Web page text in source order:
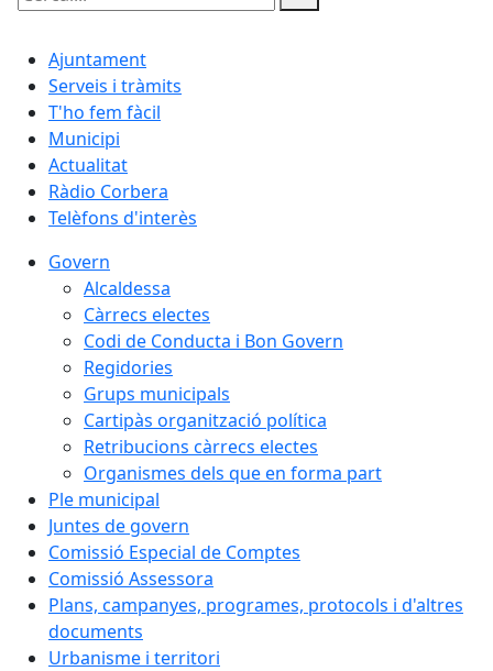
Cercar:
Ajuntament
Serveis i tràmits
T'ho fem fàcil
Municipi
Actualitat
Ràdio Corbera
Telèfons d'interès
Govern
Alcaldessa
Càrrecs electes
Codi de Conducta i Bon Govern
Regidories
Grups municipals
Cartipàs organització política
Retribucions càrrecs electes
Organismes dels que en forma part
Ple municipal
Juntes de govern
Comissió Especial de Comptes
Comissió Assessora
Plans, campanyes, programes, protocols i d'altres
documents
Urbanisme i territori